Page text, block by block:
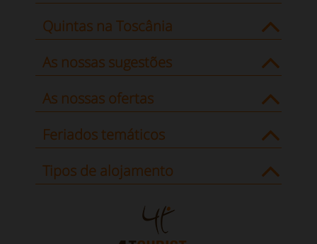
Quintas na Toscânia
As nossas sugestões
As nossas ofertas
Feriados temáticos
Tipos de alojamento